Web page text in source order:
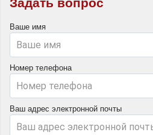
Задать вопрос
Ваше имя
Номер телефона
Ваш адрес электронной почты